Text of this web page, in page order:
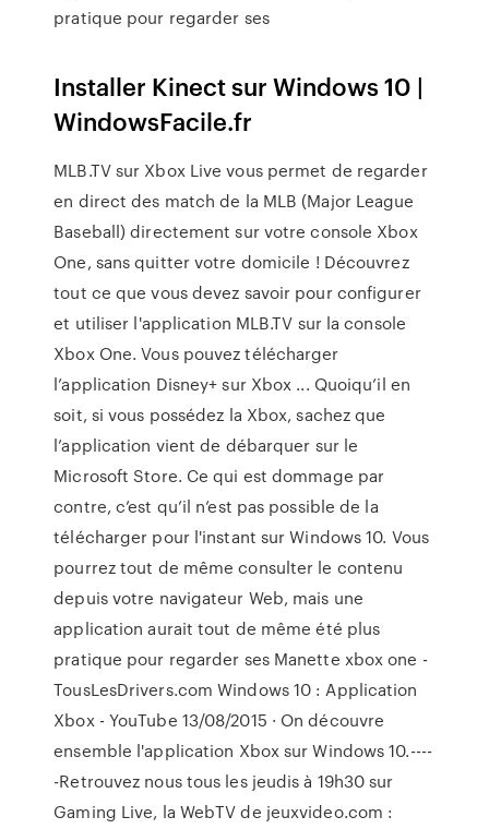
pratique pour regarder ses
Installer Kinect sur Windows 10 |
WindowsFacile.fr
MLB.TV sur Xbox Live vous permet de regarder
en direct des match de la MLB (Major League
Baseball) directement sur votre console Xbox
One, sans quitter votre domicile ! Découvrez
tout ce que vous devez savoir pour configurer
et utiliser l'application MLB.TV sur la console
Xbox One. Vous pouvez télécharger
l’application Disney+ sur Xbox ... Quoiqu’il en
soit, si vous possédez la Xbox, sachez que
l’application vient de débarquer sur le
Microsoft Store. Ce qui est dommage par
contre, c’est qu’il n’est pas possible de la
télécharger pour l'instant sur Windows 10. Vous
pourrez tout de même consulter le contenu
depuis votre navigateur Web, mais une
application aurait tout de même été plus
pratique pour regarder ses Manette xbox one -
TousLesDrivers.com Windows 10 : Application
Xbox - YouTube 13/08/2015 · On découvre
ensemble l'application Xbox sur Windows 10.----
-Retrouvez nous tous les jeudis à 19h30 sur
Gaming Live, la WebTV de jeuxvideo.com :